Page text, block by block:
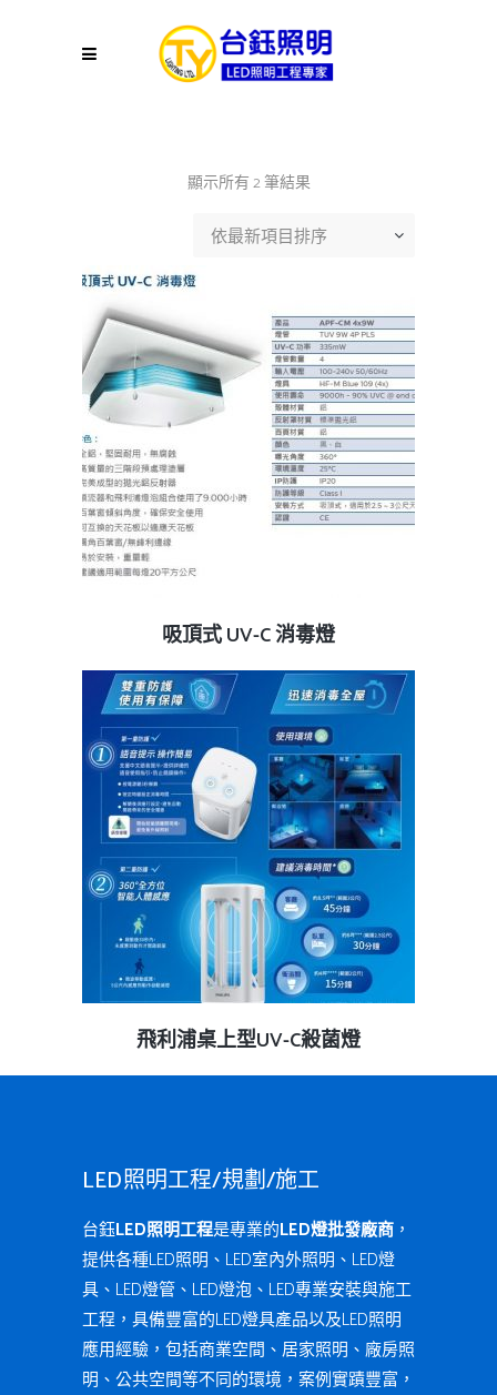
顯示所有 2 筆結果依
最
項
目
排
序
依最新項目排序
查看內容
吸頂式 UV-C 消毒燈
查看內容
飛利浦桌上型UV-C殺菌燈
LED照明工程/規劃/施工
台鈺LED照明工程是專業的LED燈批發廠商 ，
提供各種LED照明、LED室內外照明、LED燈
具、LED燈管、LED燈泡、LED專業安裝與施工
工程，具備豐富的LED燈具產品以及LED照明
應用經驗，包括商業空間、居家照明、廠房照
明、公共空間等不同的環境，案例實蹟豐富，